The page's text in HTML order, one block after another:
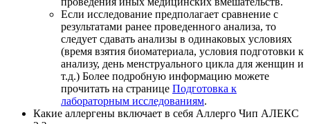
Если исследование предполагает сравнение с
результатами ранее проведенного анализа, то
следует сдавать анализы в одинаковых условиях
(время взятия биоматериала, условия подготовки к
анализу, день менструального цикла для женщин и
т.д.) Более подробную информацию можете
прочитать на странице Подготовка к
лабораторным исследованиям.
Какие аллергены включает в себя Аллерго Чип АЛЕКС